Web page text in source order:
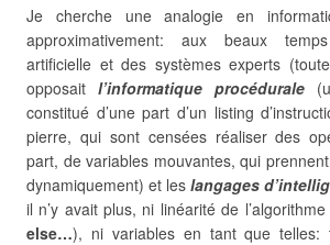
Je cherche une analogie en
approximativement: aux beaux
artificielle et des systèmes experts
opposait l’informatique procédurale
constitué d’une part d’un listing
pierre, qui sont censées réaliser des
part, de variables mouvantes, qui
dynamiquement) et les langages
il n’y avait plus, ni linéarité de l’algorithme
else…), ni variables en tant que telles: